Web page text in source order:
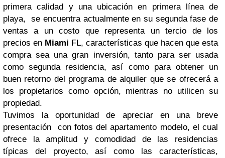
primera calidad y una ubicación en primera línea de
playa, se encuentra actualmente en su segunda fase de
ventas a un costo que representa un tercio de los
precios en Miami FL, características que hacen que esta
compra sea una gran inversión, tanto para ser usada
como segunda residencia, así como para obtener un
buen retorno del programa de alquiler que se ofrecerá a
los propietarios como opción, mientras no utilicen su
propiedad.
Tuvimos la oportunidad de apreciar en una breve
presentación con fotos del apartamento modelo, el cual
ofrece la amplitud y comodidad de las residencias
típicas del proyecto, así como las características,